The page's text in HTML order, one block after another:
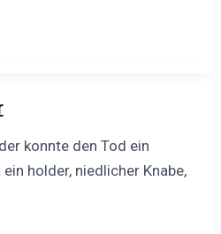
konnte den Tod ein
holder, niedlicher Knabe,